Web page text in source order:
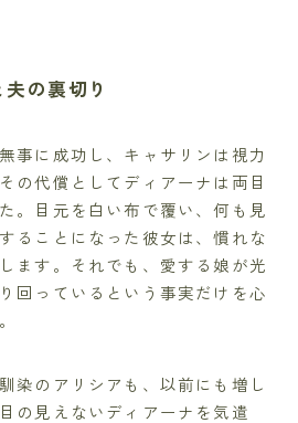
の裏切り
事に成功し、キャサリンは視力
の代償としてディアーナは両目
。目元を白い布で覆い、何も見
ることになった彼女は、慣れな
ます。それでも、愛する娘が光
回っているという事実だけを心
染のアリシアも、以前にも増し
の見えないディアーナを気遣